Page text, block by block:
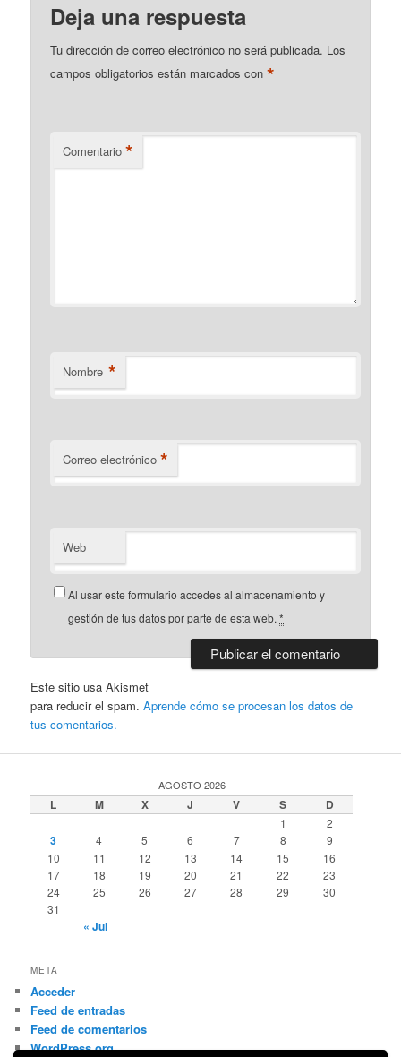
Deja una respuesta
Tu dirección de correo electrónico no será publicada. Los
campos obligatorios están marcados con*
Comentario *
Nombre *
Correo electrónico *
Web
Al usar este formulario accedes al almacenamiento y
gestión de tus datos por parte de esta web.*
Este sitio usa Akismet
para reducir el spam.Aprende cómo se procesan los datos de
tus comentarios.
AGOSTO 2026
L M X J V S D
1 2
3 4 5 6 7 8
9
10
11 12 13 14 15
16
17
18 19 20 21 22
23
24
25 26 27 28 29
30
31
« Jul
META
Acceder
Feed de entradas
Feed de comentarios
WordPress.org